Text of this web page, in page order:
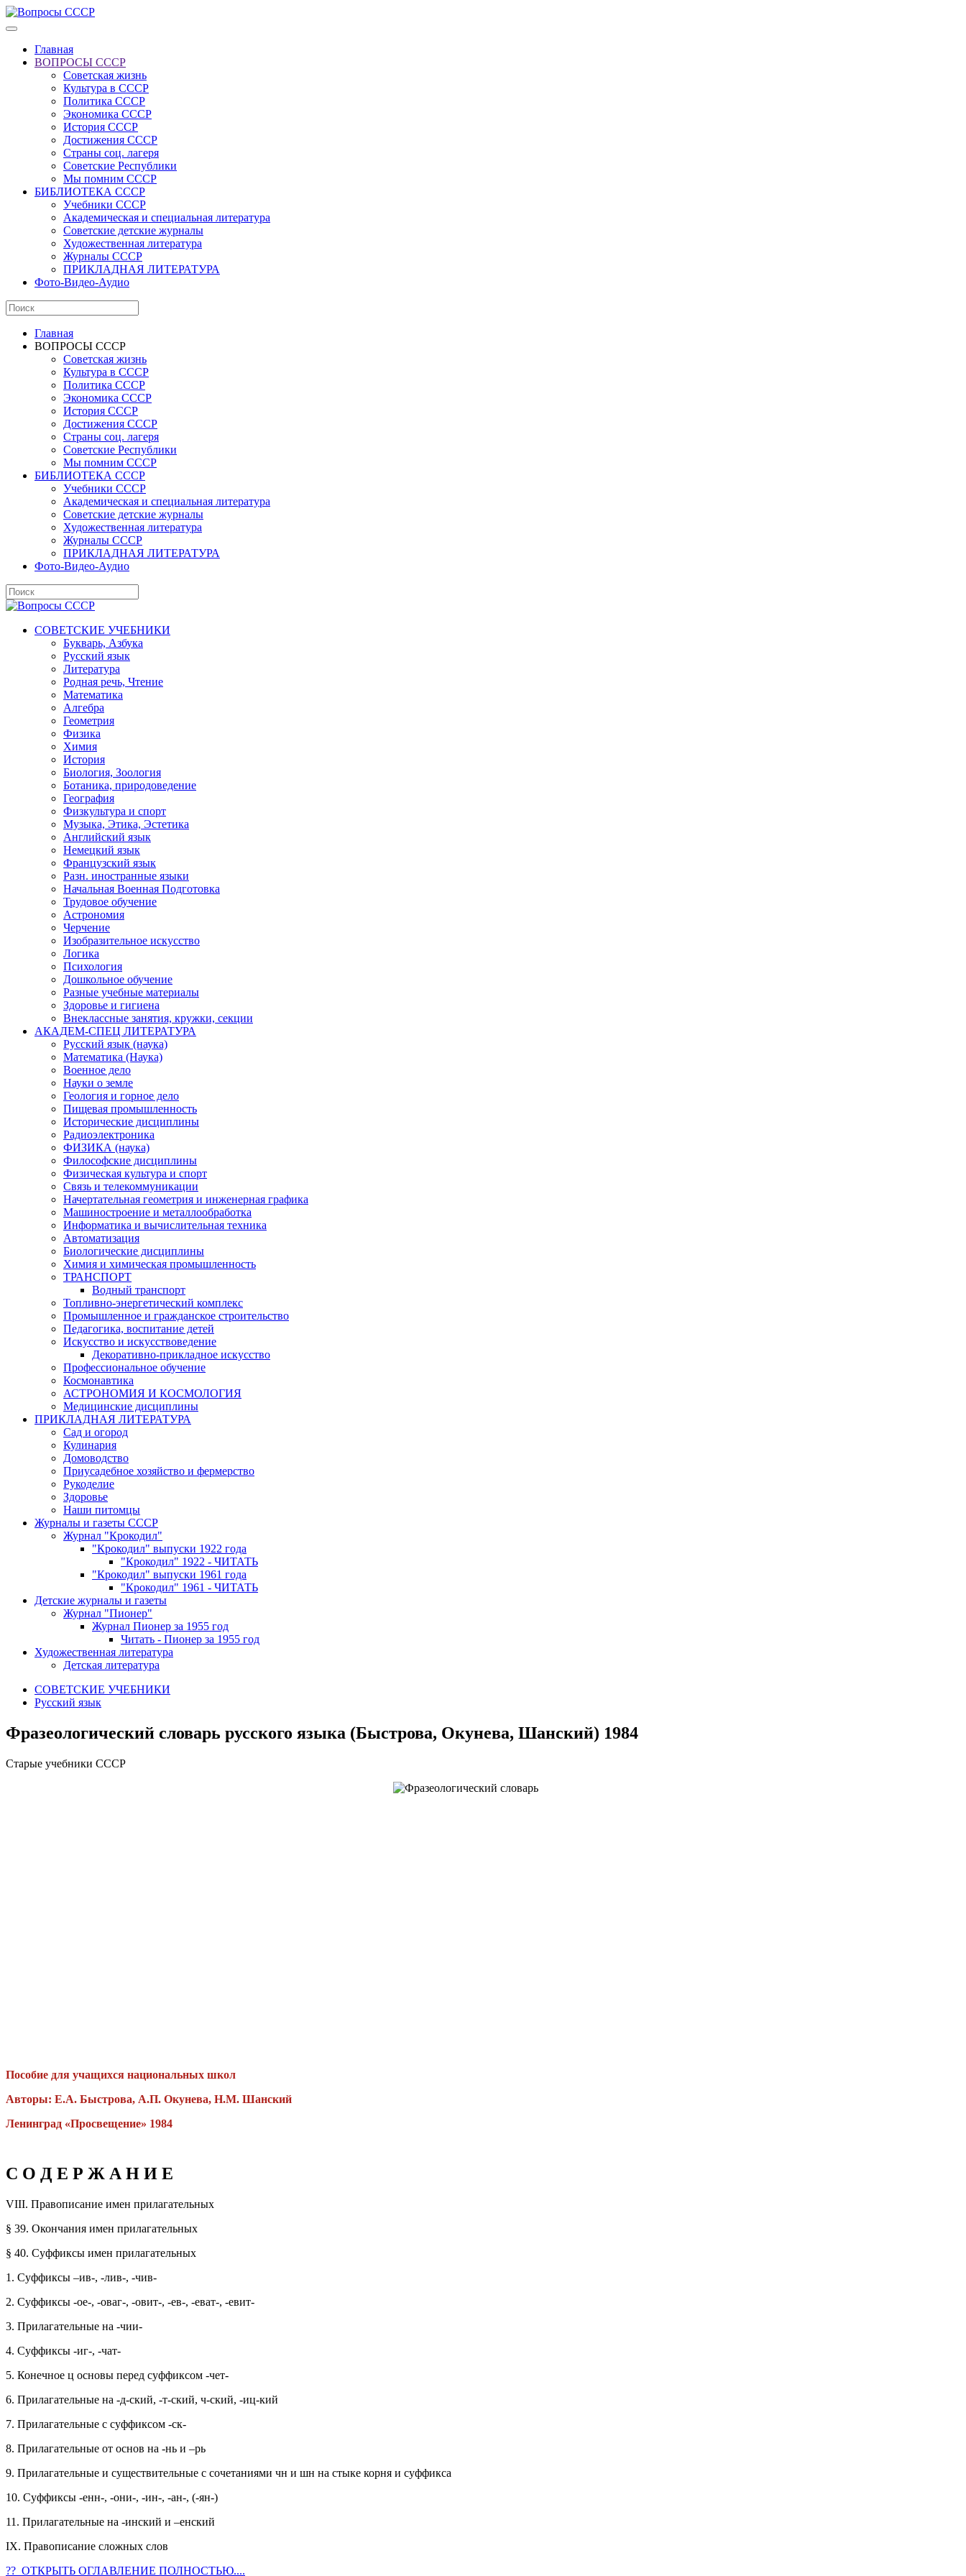
Главная
ВОПРОСЫ СССР
Советская жизнь
Культура в СССР
Политика СССР
Экономика СССР
История СССР
Достижения СССР
Страны соц. лагеря
Советские Республики
Мы помним СССР
БИБЛИОТЕКА СССР
Учебники СССР
Академическая и специальная литература
Советские детские журналы
Художественная литература
Журналы СССР
ПРИКЛАДНАЯ ЛИТЕРАТУРА
Фото-Видео-Аудио
Главная
ВОПРОСЫ СССР
Советская жизнь
Культура в СССР
Политика СССР
Экономика СССР
История СССР
Достижения СССР
Страны соц. лагеря
Советские Республики
Мы помним СССР
БИБЛИОТЕКА СССР
Учебники СССР
Академическая и специальная литература
Советские детские журналы
Художественная литература
Журналы СССР
ПРИКЛАДНАЯ ЛИТЕРАТУРА
Фото-Видео-Аудио
СОВЕТСКИЕ УЧЕБНИКИ
Букварь, Азбука
Русский язык
Литература
Родная речь, Чтение
Математика
Алгебра
Геометрия
Физика
Химия
История
Биология, Зоология
Ботаника, природоведение
География
Физкультура и спорт
Музыка, Этика, Эстетика
Английский язык
Немецкий язык
Французский язык
Разн. иностранные языки
Начальная Военная Подготовка
Трудовое обучение
Астрономия
Черчение
Изобразительное искусство
Логика
Психология
Дошкольное обучение
Разные учебные материалы
Здоровье и гигиена
Внеклассные занятия, кружки, секции
АКАДЕМ-СПЕЦ ЛИТЕРАТУРА
Русский язык (наука)
Математика (Наука)
Военное дело
Науки о земле
Геология и горное дело
Пищевая промышленность
Исторические дисциплины
Радиоэлектроника
ФИЗИКА (наука)
Философские дисциплины
Физическая культура и спорт
Связь и телекоммуникации
Начертательная геометрия и инженерная графика
Машиностроение и металлообработка
Информатика и вычислительная техника
Автоматизация
Биологические дисциплины
Химия и химическая промышленность
ТРАНСПОРТ
Водный транспорт
Топливно-энергетический комплекс
Промышленное и гражданское строительство
Педагогика, воспитание детей
Искусство и искусствоведение
Декоративно-прикладное искусство
Профессиональное обучение
Космонавтика
АСТРОНОМИЯ И КОСМОЛОГИЯ
Медицинские дисциплины
ПРИКЛАДНАЯ ЛИТЕРАТУРА
Сад и огород
Кулинария
Домоводство
Приусадебное хозяйство и фермерство
Рукоделие
Здоровье
Наши питомцы
Журналы и газеты СССР
Журнал "Крокодил"
"Крокодил" выпуски 1922 года
"Крокодил" 1922 - ЧИТАТЬ
"Крокодил" выпуски 1961 года
"Крокодил" 1961 - ЧИТАТЬ
Детские журналы и газеты
Журнал "Пионер"
Журнал Пионер за 1955 год
Читать - Пионер за 1955 год
Художественная литература
Детская литература
СОВЕТСКИЕ УЧЕБНИКИ
Русский язык
Фразеологический словарь русского языка (Быстрова, Окунева, Шанский) 1984
Старые учебники СССР
Пособие для учащихся национальных школ
Авторы: Е.А. Быстрова, А.П. Окунева, Н.М. Шанский
Ленинград «Просвещение» 1984
С О Д Е Р Ж А Н И Е
VIII. Правописание имен прилагательных
§ 39. Окончания имен прилагательных
§ 40. Суффиксы имен прилагательных
1. Суффиксы –ив-, -лив-, -чив-
2. Суффиксы -ое-, -оваг-, -овит-, -ев-, -еват-, -евит-
3. Прилагательные на -чии-
4. Суффиксы -иг-, -чат-
5. Конечное ц основы перед суффиксом -чет-
6. Прилагательные на -д-ский, -т-ский, ч-ский, -иц-кий
7. Прилагательные с суффиксом -ск-
8. Прилагательные от основ на -нь и –рь
9. Прилагательные и существительные с сочетаниями чн и шн на стыке корня и суффикса
10. Суффиксы -енн-, -они-, -ин-, -ан-, (-ян-)
11. Прилагательные на -инский и –енский
IX. Правописание сложных слов
?? ОТКРЫТЬ ОГЛАВЛЕНИЕ ПОЛНОСТЬЮ....